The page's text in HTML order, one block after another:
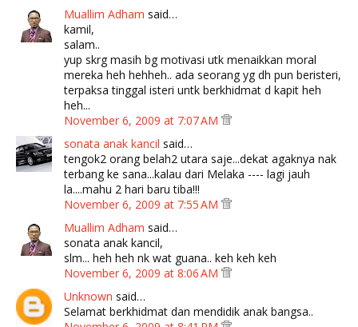
Muallim Adham said…
kamil,
salam..
yup skrg masih bg motivasi utk menaikkan moral
mereka heh hehheh.. ada seorang yg dh pun beristeri,
terpaksa tinggal isteri untk berkhidmat d kapit heh
heh...
November 6, 2009 at 7:07 AM
sonata anak kancil said…
tengok2 orang belah2 utara saje...dekat agaknya nak
terbang ke sana...kalau dari Melaka ---- lagi jauh
la....mahu 2 hari baru tiba!!!
November 6, 2009 at 7:55 AM
Muallim Adham said…
sonata anak kancil,
slm... heh heh nk wat guana.. keh keh keh
November 6, 2009 at 8:06 AM
Unknown said…
Selamat berkhidmat dan mendidik anak bangsa..